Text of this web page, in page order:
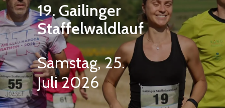
19. Gailinger
Staffelwaldlauf
Samstag, 25.
Juli 2026